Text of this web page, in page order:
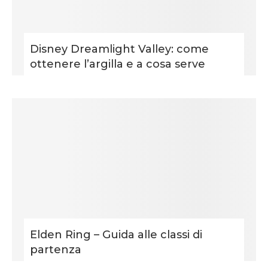
Disney Dreamlight Valley: come
ottenere l’argilla e a cosa serve
Elden Ring – Guida alle classi di
partenza